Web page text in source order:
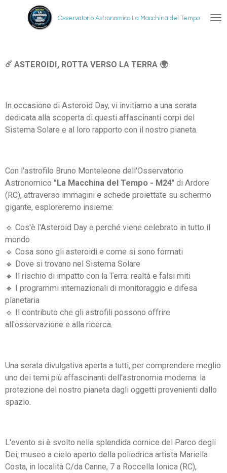
Osservatorio Astronomico La Macchina del Tempo
☄️ ASTEROIDI, ROTTA VERSO LA TERRA 🌍
In occasione di Asteroid Day, vi invitiamo a una serata
dedicata alla scoperta di questi affascinanti corpi del
Sistema Solare e al loro rapporto con il nostro pianeta.
Con l'astrofilo Bruno Monteleone dell'Osservatorio
Astronomico "La Macchina del Tempo - M24" di Ardore
(RC), attraverso immagini e schede proiettate su schermo
gigante, esploreremo insieme:
🔹 Cos'è l'Asteroid Day e perché viene celebrato in tutto il
mondo
🔹 Cosa sono gli asteroidi e come si sono formati
🔹 Dove si trovano nel Sistema Solare
🔹 Il rischio di impatto con la Terra: realtà e falsi miti
🔹 I programmi internazionali di monitoraggio e difesa
planetaria
🔹 Il contributo che gli astrofili possono offrire
all'osservazione e alla ricerca.
Una serata divulgativa aperta a tutti, per comprendere meglio
uno dei temi più affascinanti dell'astronomia moderna: la
protezione del nostro pianeta dagli oggetti provenienti dallo
spazio.
L'evento si è svolto nella splendida cornice del
Parco degli
Dei, museo a cielo aperto della poliedrica artista Mariella
Costa, in località C/da Canne, 7 a Roccella Ionica (RC),